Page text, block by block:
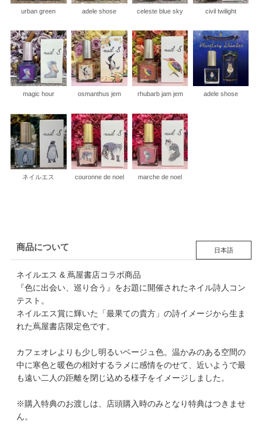
urban green adele shose celeste blue sky civil twilight
magic hour osmanthus jem rhubarb jam jem adele shose
ネイルエス couronne de noel marche de noel
商品について 日本語
ネイルエス & 蔦屋書店コラボ商品
『色に出会い、巡り合う』をお題に開催されたネイル詩人コン
テスト。
ネイルエス賞に輝いた「最果ての貴方」の詩イメージから生ま
れた蔦屋書店限定色です。
カフェオレよりも少し明るいベージュ色。温かみのある空間の
中に寒色と暖色の相対するラメに感情をのせて、近いようで最
も遠い二人の距離を閉じ込める様子をイメージしました。
※購入特典のお渡しは、店頭購入時のみとなり特典はつきませ
ん。